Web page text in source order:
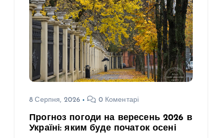
8 Серпня, 2026 0 Коментарі
Прогноз погоди на вересень 2026 в
Україні: яким буде початок осені